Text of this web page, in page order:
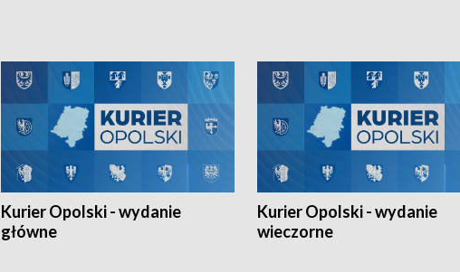
Kurier Opolski - wydanie
główne
Kurier Opolski - wydanie
wieczorne